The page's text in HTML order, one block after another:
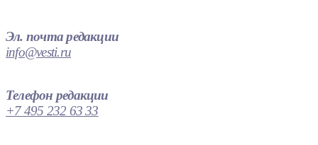
Эл. почта редакции
info@vesti.ru
Телефон редакции
+7 495 232 63 33